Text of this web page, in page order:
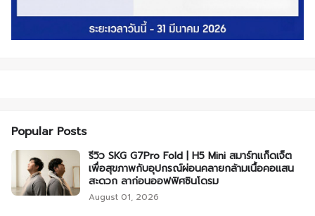
Popular Posts
รีวิว SKG G7Pro Fold | H5 Mini สมาร์ทแก็ดเจ็ต
เพื่อสุขภาพกับอุปกรณ์ผ่อนคลายกล้ามเนื้อคอแสน
สะดวก ลาก่อนออฟฟิศซินโดรม
August 01, 2026